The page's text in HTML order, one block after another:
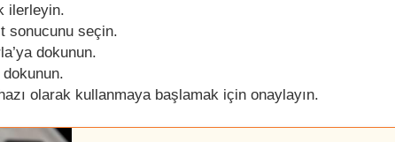
ilerleyin.
sonucunu seçin.
dokunun.
dokunun.
olarak kullanmaya başlamak için onaylayın.